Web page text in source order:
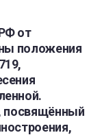
от
положения
посвящённый